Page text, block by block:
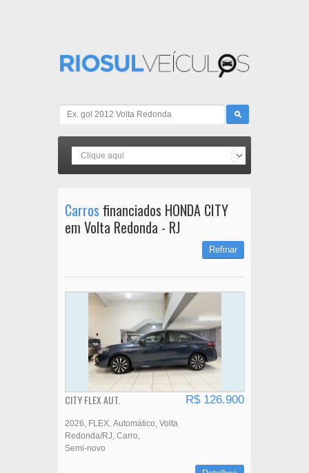
Carros financiados HONDA CITY
em Volta Redonda - RJ
Refinar
CITY FLEX AUT. R$ 126.900
2026 FLEX Automático Volta
Redonda/RJ Carro
Semi-novo